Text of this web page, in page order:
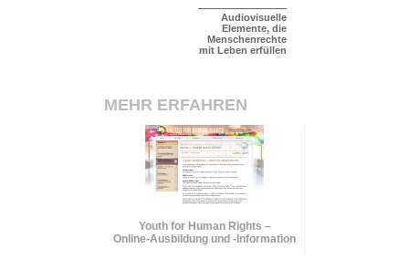
Audiovisuelle
Elemente, die
Menschenrechte
mit Leben erfüllen
MEHR ERFAHREN
Youth for Human Rights –
Online-Ausbildung und-Information